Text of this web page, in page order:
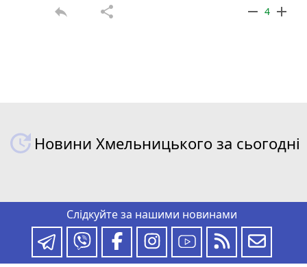
reply share remove 4 add
Новини Хмельницького за сьогодні
Слідкуйте за нашими новинами